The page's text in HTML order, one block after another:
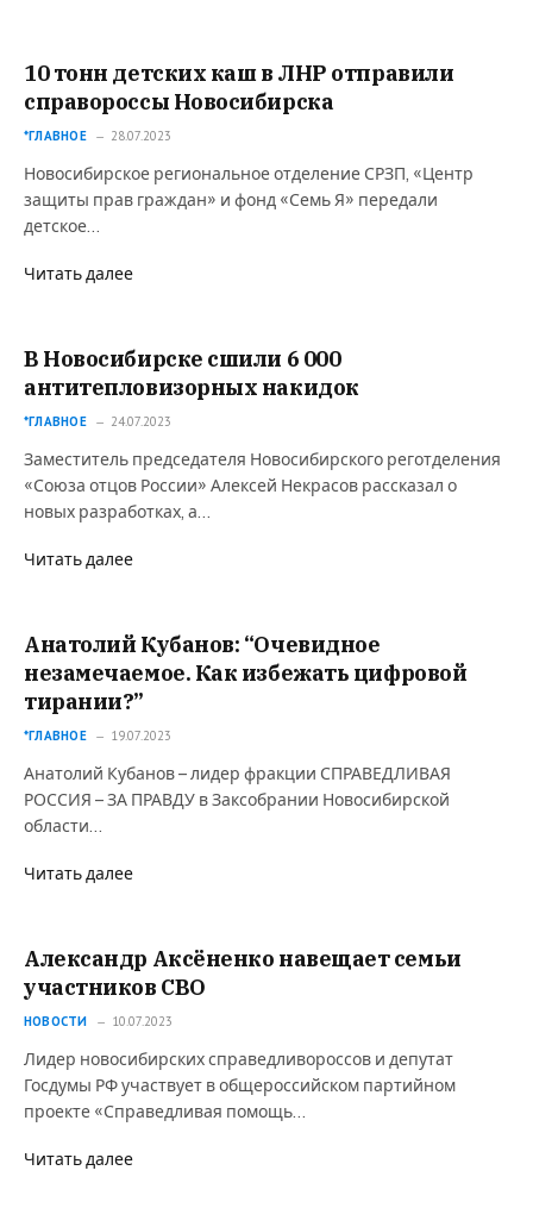
10 тонн детских каш в ЛНР отправили
справороссы Новосибирска
*ГЛАВНОЕ 28.07.2023
Новосибирское региональное отделение СРЗП, «Центр
защиты прав граждан» и фонд «Семь Я» передали
детское…
Читать далее
В Новосибирске сшили 6 000
антитепловизорных накидок
*ГЛАВНОЕ 24.07.2023
Заместитель председателя Новосибирского реготделения
«Союза отцов России» Алексей Некрасов рассказал о
новых разработках, а…
Читать далее
Анатолий Кубанов: “Очевидное
незамечаемое. Как избежать цифровой
тирании?”
*ГЛАВНОЕ 19.07.2023
Анатолий Кубанов – лидер фракции СПРАВЕДЛИВАЯ
РОССИЯ – ЗА ПРАВДУ в Заксобрании Новосибирской
области…
Читать далее
Александр Аксёненко навещает семьи
участников СВО
НОВОСТИ 10.07.2023
Лидер новосибирских справедливороссов и депутат
Госдумы РФ участвует в общероссийском партийном
проекте «Справедливая помощь…
Читать далее